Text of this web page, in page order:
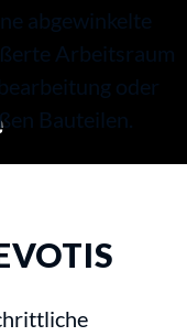
abgewinkelte
Arbeitsraum
oder
Bauteilen.